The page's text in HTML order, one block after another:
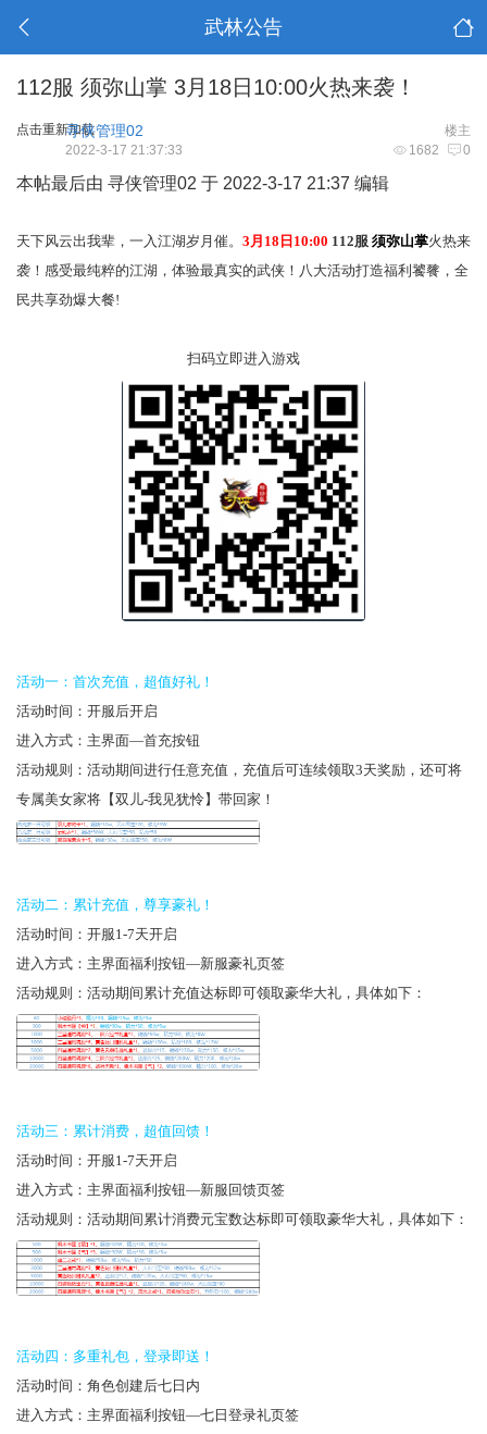
武林公告
112服 须弥山掌 3月18日10:00火热来袭！
点击重新加载 楼主
寻侠管理02
1682 0
2022-3-17 21:37:33
本帖最后由 寻侠管理02 于 2022-3-17 21:37 编辑
天下风云出我辈，一入江湖岁月催。 3月18日10:00 112服 须弥山掌火热来
袭！感受最纯粹的江湖，体验最真实的武侠！八大活动打造福利饕餮，全
民共享劲爆大餐!
扫码立即进入游戏
活动一：首次充值，超值好礼！
活动时间：开服后开启
进入方式：主界面—首充按钮
活动规则：活动期间进行任意充值，充值后可连续领取3天奖励，还可将
专属美女家将【双儿-我见犹怜】带回家！
活动二：累计充值，尊享豪礼！
活动时间：开服1-7天开启
进入方式：主界面福利按钮—新服豪礼页签
活动规则：活动期间累计充值达标即可领取豪华大礼，具体如下：
活动三：累计消费，超值回馈！
活动时间： 开服1-7天开启
进入方式：主界面福利按钮—新服回馈页签
活动规则：活动期间累计消费元宝数达标即可领取豪华大礼，具体如下：
活动四：多重礼包，登录即送！
活动时间：角色创建后七日内
进入方式：主界面福利按钮—七日登录礼页签